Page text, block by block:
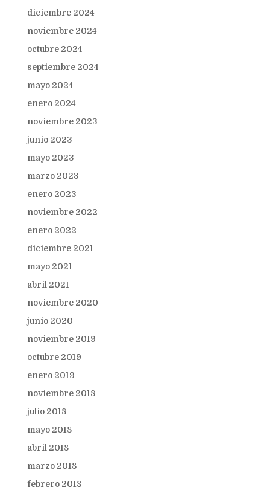
diciembre 2024
noviembre 2024
octubre 2024
septiembre 2024
mayo 2024
enero 2024
noviembre 2023
junio 2023
mayo 2023
marzo 2023
enero 2023
noviembre 2022
enero 2022
diciembre 2021
mayo 2021
abril 2021
noviembre 2020
junio 2020
noviembre 2019
octubre 2019
enero 2019
noviembre 2018
julio 2018
mayo 2018
abril 2018
marzo 2018
febrero 2018